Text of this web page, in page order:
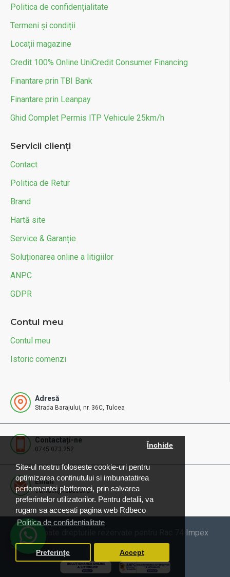
Site-ul nostru foloseste cookie-uri pentru
optimizarea continutului si imbunatatirea
performantei platformei, prin salvarea
preferintelor utilizatorilor. Pentru detalii, va
rugam sa accesati pagina web Rdbeco
Politica de confidențialitate
Închide
Preferințe Accept
Politica de confidențialitate
Termeni și condiții
Locații magazine
Credit 100% Online UniCredit Consumer Financing
Finantare prin TBI Bank
Finantare prin Leanpay
Ghid Complet Permis ITP Vehicule 25km/h
Servicii clienți
Contact
Politica de Retur
Brand
Hartă site
Service & Garanție
Soluționarea online a litigiilor
ANPC
GDPR
Contul meu
Contul meu
Istoric comenzi
Adresă
Strada Barajului, nr. 36C, Tulcea
Contactați-ne
0745.073.252
Email
contact@rdbeco.ro
© 2025 Toate drepturile rezervate pentru Rac 74 Impex
SRL